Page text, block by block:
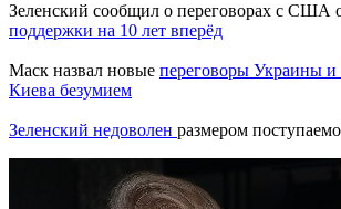
Зеленский сообщил о переговорах с США
поддержки на 10 лет вперёд
Маск назвал новые переговоры Украины
Киева безумием
Зеленский недоволен размером